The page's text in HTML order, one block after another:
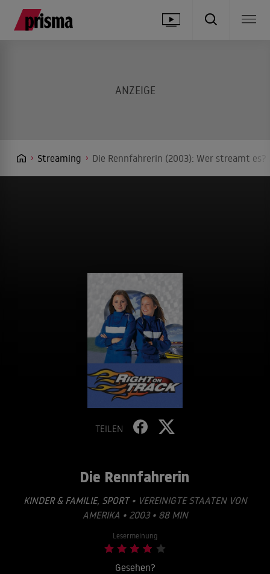
Streaming Die Rennfahrerin (2003): Wer streamt
TEILEN
Die Rennfahrerin
KINDER & FAMILIE, SPORT• VEREINIGTE STAATEN VON
AMERIKA • 2003 • 88 MIN
Lesermeinung
Gesehen?